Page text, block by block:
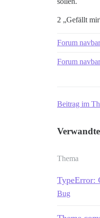
2 „Gefällt
Forum
Forum
Beitrag im
Thema
TypeError:
Bug